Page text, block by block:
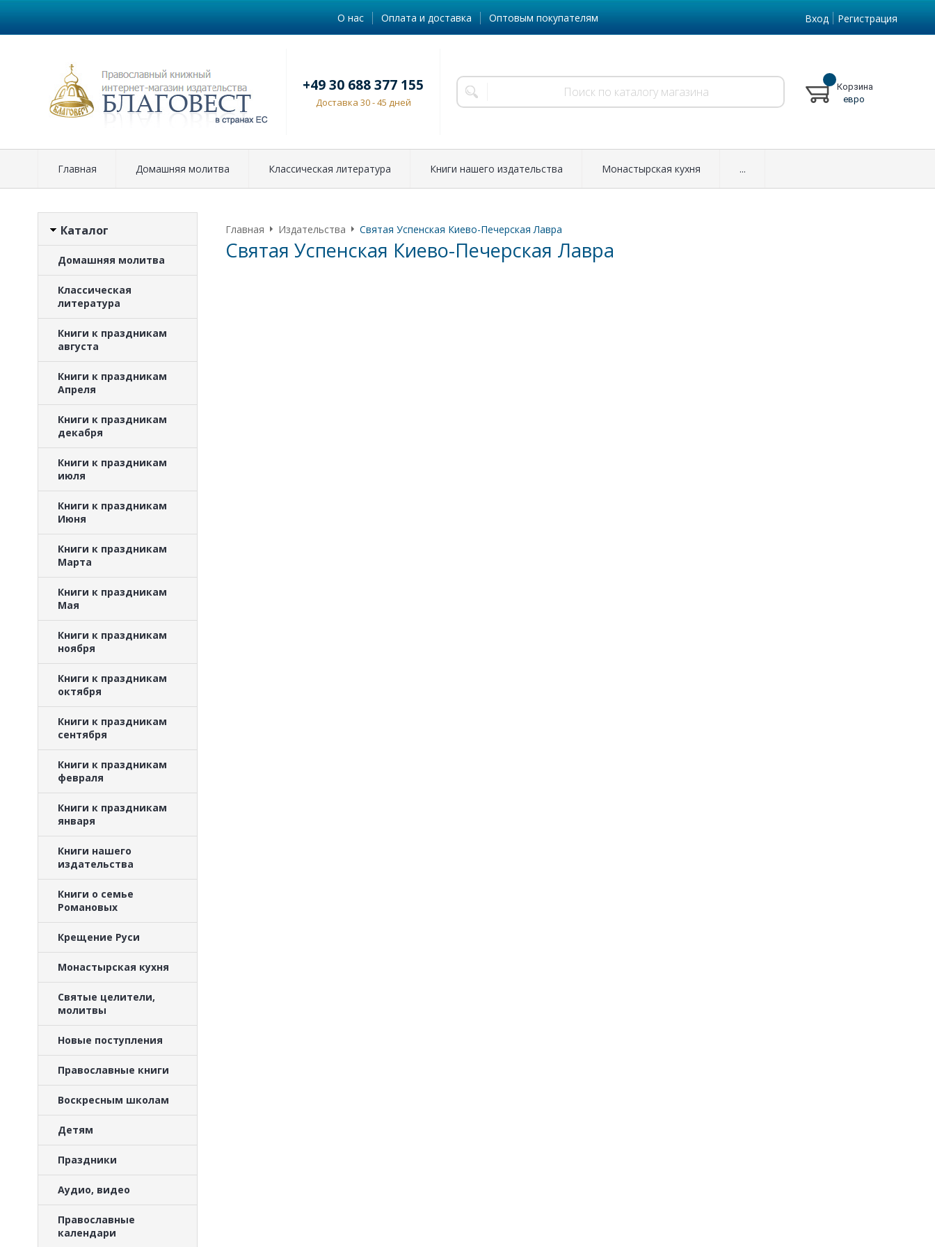
О нас Оплата и доставка Оптовым покупателям Вход Регистрация
+49 30 688 377 155
Доставка 30 - 45 дней
Корзина
евро
Главная Домашняя молитва Классическая литература Книги нашего издательства Монастырская кухня ...
Каталог
Домашняя молитва
Классическая
литература
Книги к праздникам
августа
Книги к праздникам
Апреля
Книги к праздникам
декабря
Книги к праздникам
июля
Книги к праздникам
Июня
Книги к праздникам
Марта
Книги к праздникам
Мая
Книги к праздникам
ноября
Книги к праздникам
октября
Книги к праздникам
сентября
Книги к праздникам
февраля
Книги к праздникам
января
Книги нашего
издательства
Книги о семье
Романовых
Крещение Руси
Монастырская кухня
Святые целители,
молитвы
Новые поступления
Православные книги
Воскресным школам
Детям
Праздники
Аудио, видео
Православные
календари
Главная Издательства Святая Успенская Киево-Печерская Лавра
Святая Успенская Киево-Печерская Лавра